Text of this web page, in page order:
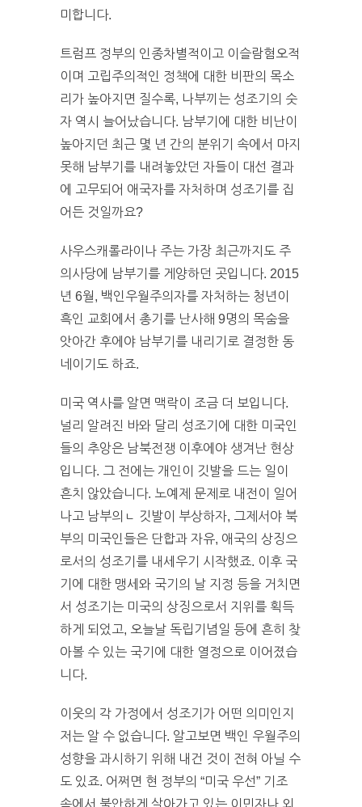
미합니다.
트럼프 정부의 인종차별적이고 이슬람혐오적
이며 고립주의적인 정책에 대한 비판의 목소
리가 높아지면 질수록, 나부끼는 성조기의 숫
자 역시 늘어났습니다. 남부기에 대한 비난이
높아지던 최근 몇 년 간의 분위기 속에서 마지
못해 남부기를 내려놓았던 자들이 대선 결과
에 고무되어 애국자를 자처하며 성조기를 집
어든 것일까요?
사우스캐롤라이나 주는 가장 최근까지도 주
의사당에 남부기를 게양하던 곳입니다. 2015
년 6월, 백인우월주의자를 자처하는 청년이
흑인 교회에서 총기를 난사해 9명의 목숨을
앗아간 후에야 남부기를 내리기로 결정한 동
네이기도 하죠.
미국 역사를 알면 맥락이 조금 더 보입니다.
널리 알려진 바와 달리 성조기에 대한 미국인
들의 추앙은 남북전쟁 이후에야 생겨난 현상
입니다. 그 전에는 개인이 깃발을 드는 일이
흔치 않았습니다. 노예제 문제로 내전이 일어
나고 남부의ㄴ 깃발이 부상하자, 그제서야 북
부의 미국인들은 단합과 자유, 애국의 상징으
로서의 성조기를 내세우기 시작했죠. 이후 국
기에 대한 맹세와 국기의 날 지정 등을 거치면
서 성조기는 미국의 상징으로서 지위를 획득
하게 되었고, 오늘날 독립기념일 등에 흔히 찾
아볼 수 있는 국기에 대한 열정으로 이어졌습
니다.
이웃의 각 가정에서 성조기가 어떤 의미인지
저는 알 수 없습니다. 알고보면 백인 우월주의
성향을 과시하기 위해 내건 것이 전혀 아닐 수
도 있죠. 어쩌면 현 정부의 “미국 우선” 기조
속에서 불안하게 살아가고 있는 이민자나 외